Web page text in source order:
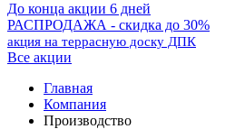
До конца акции 6 дней
РАСПРОДАЖА - скидка до 30%
акция на террасную доску ДПК
Все акции
Главная
Компания
Производство